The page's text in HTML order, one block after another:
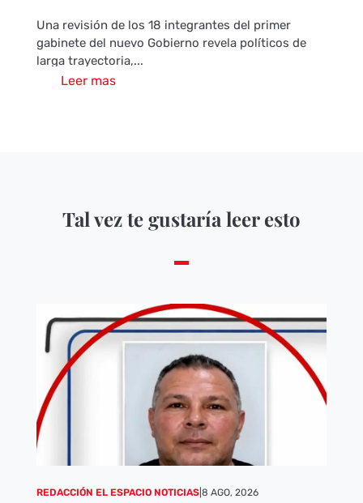
Una revisión de los 18 integrantes del primer
gabinete del nuevo Gobierno revela políticos de
larga trayectoria,...
Leer mas
Tal vez te gustaría leer esto
REDACCIÓN EL ESPACIO NOTICIAS| 8 AGO, 2026